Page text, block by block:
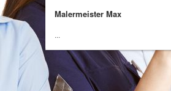
Malermeister Max
...